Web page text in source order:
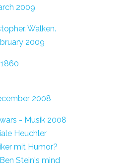
2009
Walken.
2009
2008
- Musik 2008
Heuchler
mit Humor?
Stein's mind